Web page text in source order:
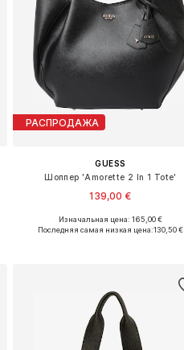
РАСПРОДАЖА
GUESS
Шоппер 'Amorette 2 In 1 Tote'
139,00 €
Доступные размеры: One Size
Изначальная цена: 165,00 €
Последняя самая низкая цена:130,50 €